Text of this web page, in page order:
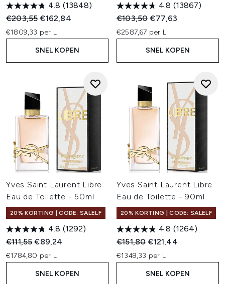
4.8 (13848)
Recommended Retail Price:
€203,55Huidige prijs:
€162,84
€1809,33 per L
SNEL KOPEN
4.8 (13867)
Recommended Retail Price:
€103,50Huidige prijs:
€77,63
€2587,67 per L
SNEL KOPEN
Yves Saint Laurent Libre
Eau de Toilette - 50ml
20% KORTING | CODE: SALELF
4.8 (1292)
Recommended Retail Price:
€111,55Huidige prijs:
€89,24
€1784,80 per L
SNEL KOPEN
Yves Saint Laurent Libre
Eau de Toilette - 90ml
20% KORTING | CODE: SALELF
4.8 (1264)
Recommended Retail Price:
€151,80Huidige prijs:
€121,44
€1349,33 per L
SNEL KOPEN